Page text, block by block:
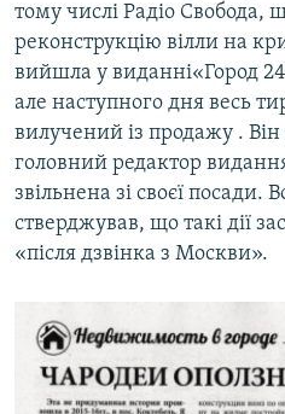
тому числі Радіо Свобода,
реконструкцію вілли на
вийшла у виданні«Город
але наступного дня весь
вилучений із продажу .
головний редактор
звільнена зі своєї
стверджував, що такі дії
«після дзвінка з Москви».